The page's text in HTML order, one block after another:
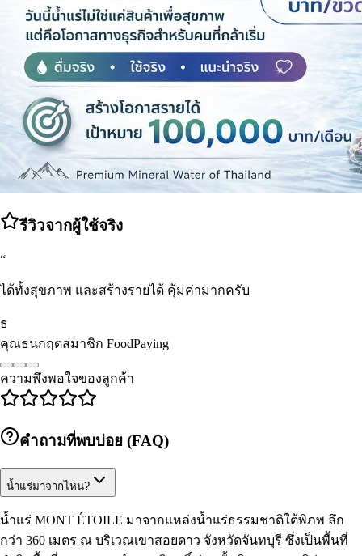
รีวิวจากผู้ใช้จริง
“
กินง่าย สดชื่นมากค่ะ น้ำแร่คุณภาพดีจริงๆ
น
คุณนุชนารถลูกค้า Subscribe
ความพึงพอใจของลูกค้า
คำถามที่พบบ่อย (FAQ)
น้ำแร่มาจากไหน?
น้ำแร่ MONT ÉTOILE มาจากแหล่งน้ำแร่ธรรมชาติใต้พิภพ ลึก
กว่า 360 เมตร ณ บริเวณเขาสอยดาว จังหวัดจันทบุรี ซึ่งเป็นพื้นที่